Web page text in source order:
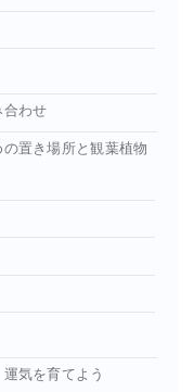
合わせ
の置き場所と観葉植物
気を育てよう